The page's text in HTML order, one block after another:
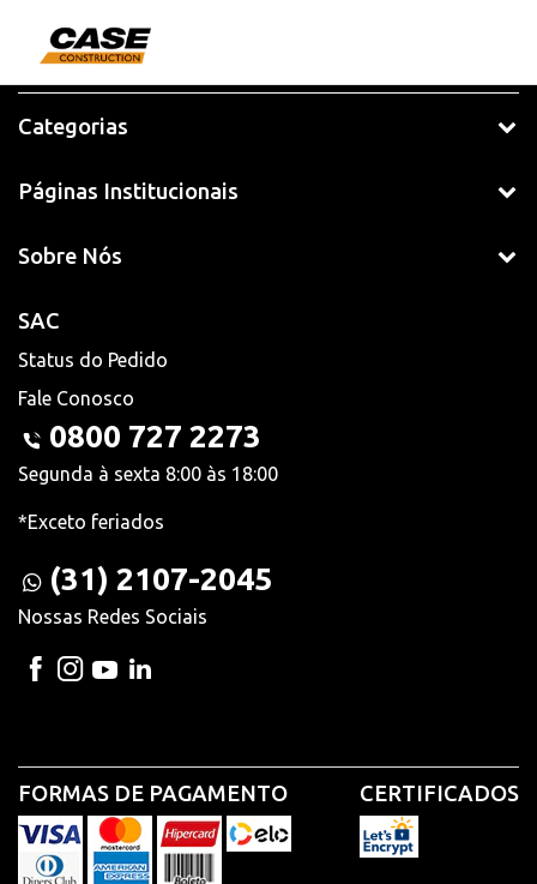
Categorias
Páginas Institucionais
Sobre Nós
SAC
Status do Pedido
Fale Conosco
0800 727 2273
Segunda à sexta 8:00 às 18:00
*Exceto feriados
(31) 2107-2045
Nossas Redes Sociais
FORMAS DE PAGAMENTO CERTIFICADOS